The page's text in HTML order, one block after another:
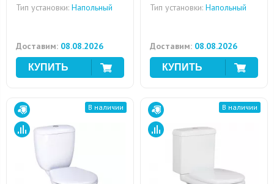
Тип установки: Напольный
Доставим: 08.08.2026
Тип установки: Напольный
Доставим: 08.08.2026
В наличии В наличии